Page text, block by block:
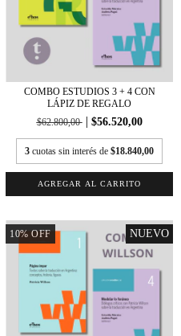
COMBO ESTUDIOS 3 + 4 CON
LÁPIZ DE REGALO
$62.800,00
$56.520,00
3 cuotas sin interés de $18.840,00
10% OFF NUEVO